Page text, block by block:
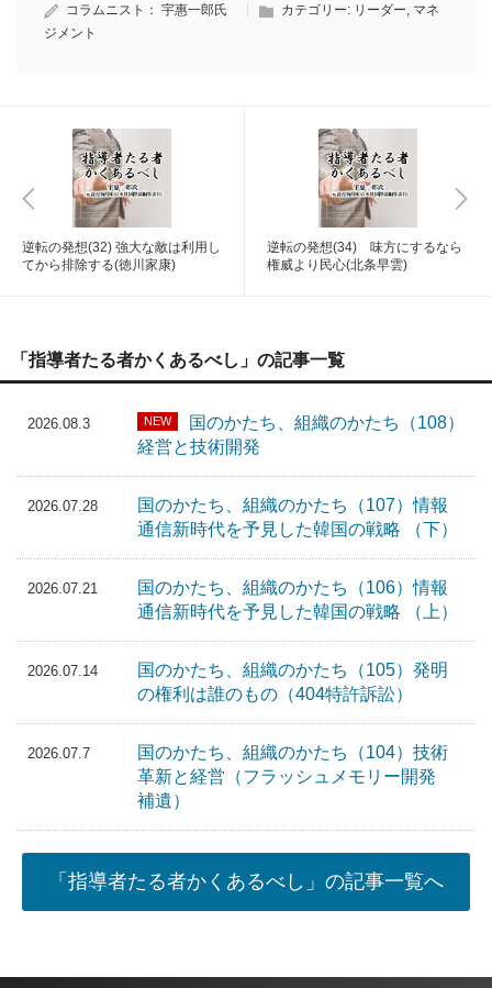
コラムニスト： 宇惠一郎氏 カテゴリー: リーダー, マネ
ジメント
逆転の発想(32) 強大な敵は利用し
てから排除する(徳川家康)
逆転の発想(34) 味方にするなら
権威より民心(北条早雲)
「指導者たる者かくあるべし」の記事一覧
2026.08.3 NEW
国のかたち、組織のかたち（108）
経営と技術開発
2026.07.28
国のかたち、組織のかたち（107）情報
通信新時代を予見した韓国の戦略 （下）
2026.07.21
国のかたち、組織のかたち（106）情報
通信新時代を予見した韓国の戦略 （上）
2026.07.14
国のかたち、組織のかたち（105）発明
の権利は誰のもの（404特許訴訟）
2026.07.7
国のかたち、組織のかたち（104）技術
革新と経営（フラッシュメモリー開発
補遺）
「指導者たる者かくあるべし」の記事一覧へ